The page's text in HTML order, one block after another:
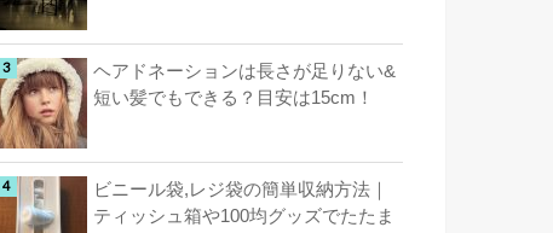
ヘアドネーションは長さが足りない&
短い髪でもできる？目安は15cm！
ビニール袋,レジ袋の簡単収納方法｜
ティッシュ箱や100均グッズでたたま